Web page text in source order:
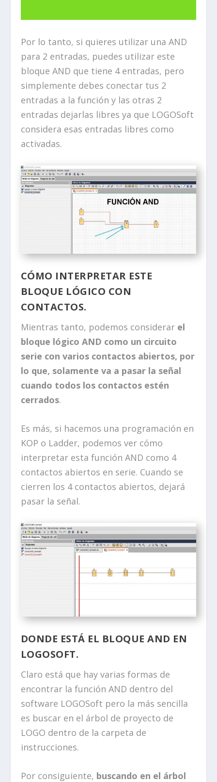
Por lo tanto, si quieres utilizar una AND
para 2 entradas, puedes utilizar este
bloque AND que tiene 4 entradas, pero
simplemente debes conectar tus 2
entradas a la función y las otras 2
entradas dejarlas libres ya que LOGOSoft
considera esas entradas libres como
activadas.
CÓMO INTERPRETAR ESTE
BLOQUE LÓGICO CON
CONTACTOS.
Mientras tanto, podemos considerar el
bloque lógico AND como un circuito
serie con varios contactos abiertos, por
lo que, solamente va a pasar la señal
cuando todos los contactos estén
cerrados.
Es más, si hacemos una programación en
KOP o Ladder, podemos ver cómo
interpretar esta función AND como 4
contactos abiertos en serie. Cuando se
cierren los 4 contactos abiertos, dejará
pasar la señal.
DONDE ESTÁ EL BLOQUE AND EN
LOGOSOFT.
Claro está que hay varias formas de
encontrar la función AND dentro del
software LOGOSoft pero la más sencilla
es buscar en el árbol de proyecto de
LOGO dentro de la carpeta de
instrucciones.
Por consiguiente, buscando en el árbol